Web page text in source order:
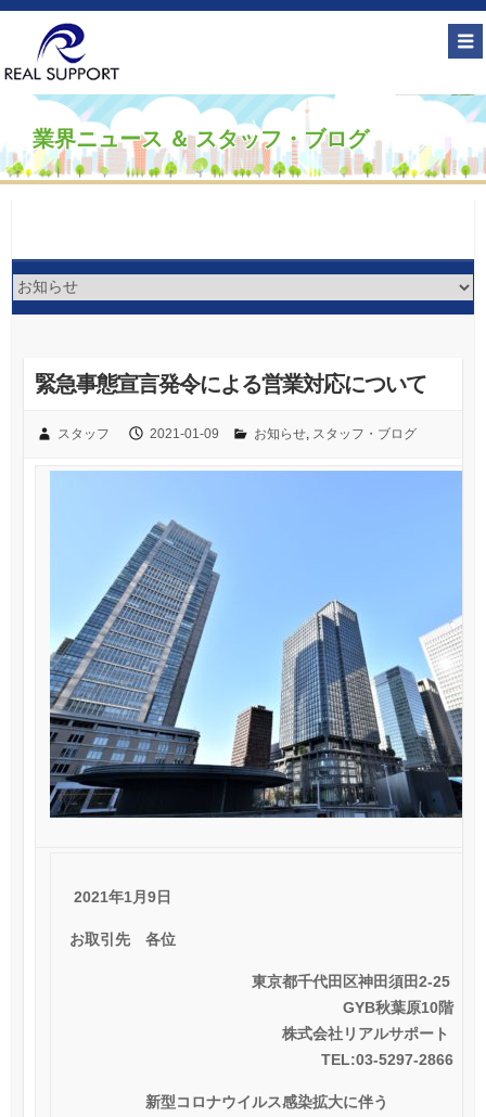
業界ニュース ＆ スタッフ・ブログ
緊急事態宣言発令による営業対応について
スタッフ 2021-01-09 お知らせ, スタッフ・ブログ
2021年1月9日
お取引先 各位
東京都千代田区神田須田2-25
GYB秋葉原10階
株式会社リアルサポート
TEL:03-5297-2866
新型コロナウイルス感染拡大に伴う